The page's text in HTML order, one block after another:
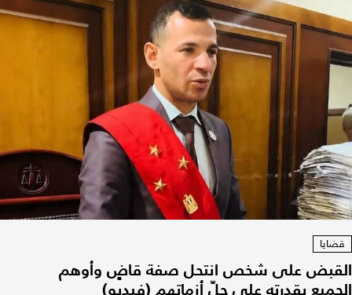
قضايا
القبض على شخص انتحل صفة قاضٍ وأوهم
الجميع بقدرته على حلّ أزماتهم (فيديو)